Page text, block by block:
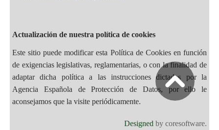
Actualización de nuestra política de cookies
Este sitio puede modificar esta Política de Cookies en función
de exigencias legislativas, reglamentarias, o con la finalidad de
adaptar dicha política a las instrucciones dictadas por la
Agencia Española de Protección de Datos, por ello le
aconsejamos que la visite periódicamente.
Designed by coresoftware.